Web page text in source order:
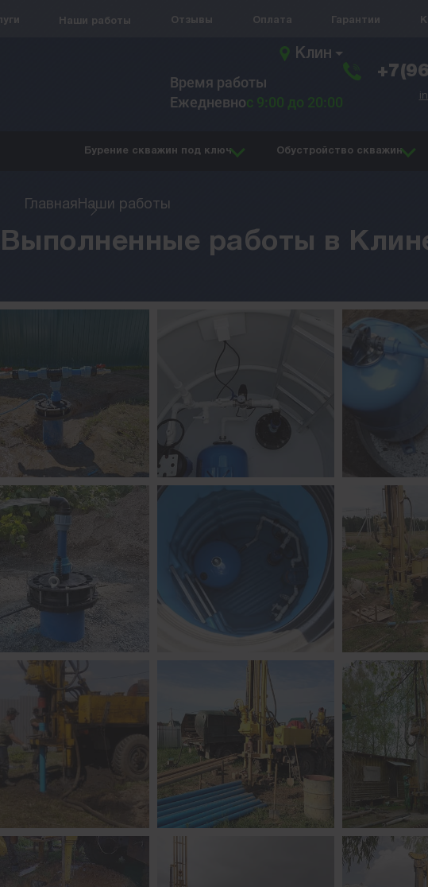
Наши работы Отзывы Оплата Гарантии
Клин
Время работы
Ежедневнос 9:00 до 20:00
Бурение скважин под ключ Обустройство скважин
Главная Наши работы
Выполненные работы в